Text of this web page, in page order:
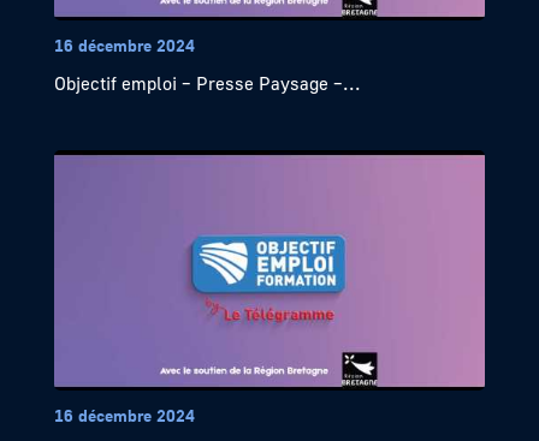
16 décembre 2024
Objectif emploi – Presse Paysage –...
16 décembre 2024